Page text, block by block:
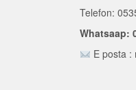
Telefon:
Whatsaap:
E posta :